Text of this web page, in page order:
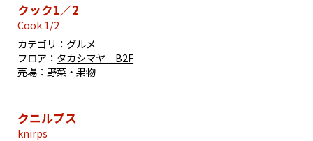
クック1／2
Cook 1/2
カテゴリ： グルメ
フロア： タカシマヤ B2F
売場： 野菜・果物
クニルプス
knirps